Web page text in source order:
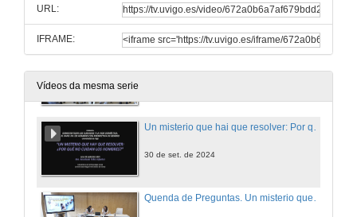
URL:
IFRAME:
Vídeos da mesma serie
Sesión Inaugural
30 de set. de 2024
Quenda de Preguntas. Un misterio que hai que resolver: Por que non coidan os homes?